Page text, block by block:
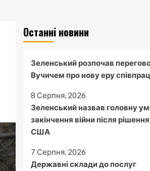
Останні новини
Зеленський розпочав
Вучичем про нову еру
8 Серпня, 2026
Зеленський назвав головну
закінчення війни після
США
7 Серпня, 2026
Державні склади до послуг